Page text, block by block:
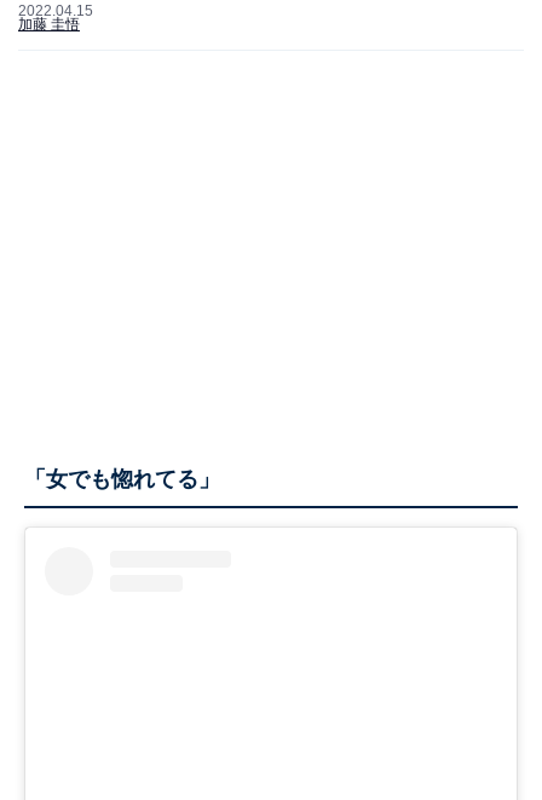
2022.04.15
加藤 圭悟
「女でも惚れてる」